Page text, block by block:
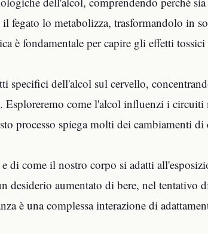
fegato lo metabolizza, trasformandolo in
è fondamentale per capire gli effetti
specifici dell'alcol sul cervello,
come l'alcol influenzi i circuiti
processo spiega molti dei cambiamenti di
di come il nostro corpo si adatti
desiderio aumentato di bere, nel tentativo
è una complessa interazione di